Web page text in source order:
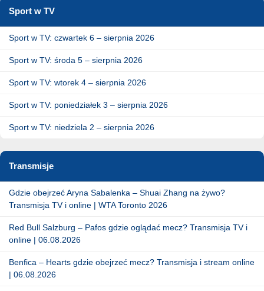
Sport w TV
Sport w TV: czwartek 6 – sierpnia 2026
Sport w TV: środa 5 – sierpnia 2026
Sport w TV: wtorek 4 – sierpnia 2026
Sport w TV: poniedziałek 3 – sierpnia 2026
Sport w TV: niedziela 2 – sierpnia 2026
Transmisje
Gdzie obejrzeć Aryna Sabalenka – Shuai Zhang na żywo?
Transmisja TV i online | WTA Toronto 2026
Red Bull Salzburg – Pafos gdzie oglądać mecz? Transmisja TV i
online | 06.08.2026
Benfica – Hearts gdzie obejrzeć mecz? Transmisja i stream online
| 06.08.2026